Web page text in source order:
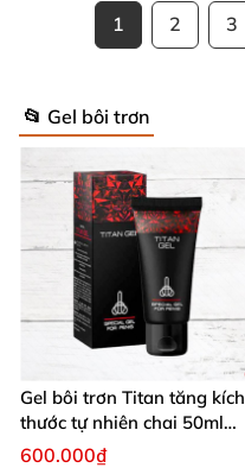
1 2 3
📂 Gel bôi trơn
Gel bôi trơn Titan tăng kích
thước tự nhiên chai 50ml
siêu mạnh
600.000₫